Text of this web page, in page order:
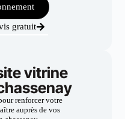
gratuit
vitrine
renforcer votre
auprès de vos